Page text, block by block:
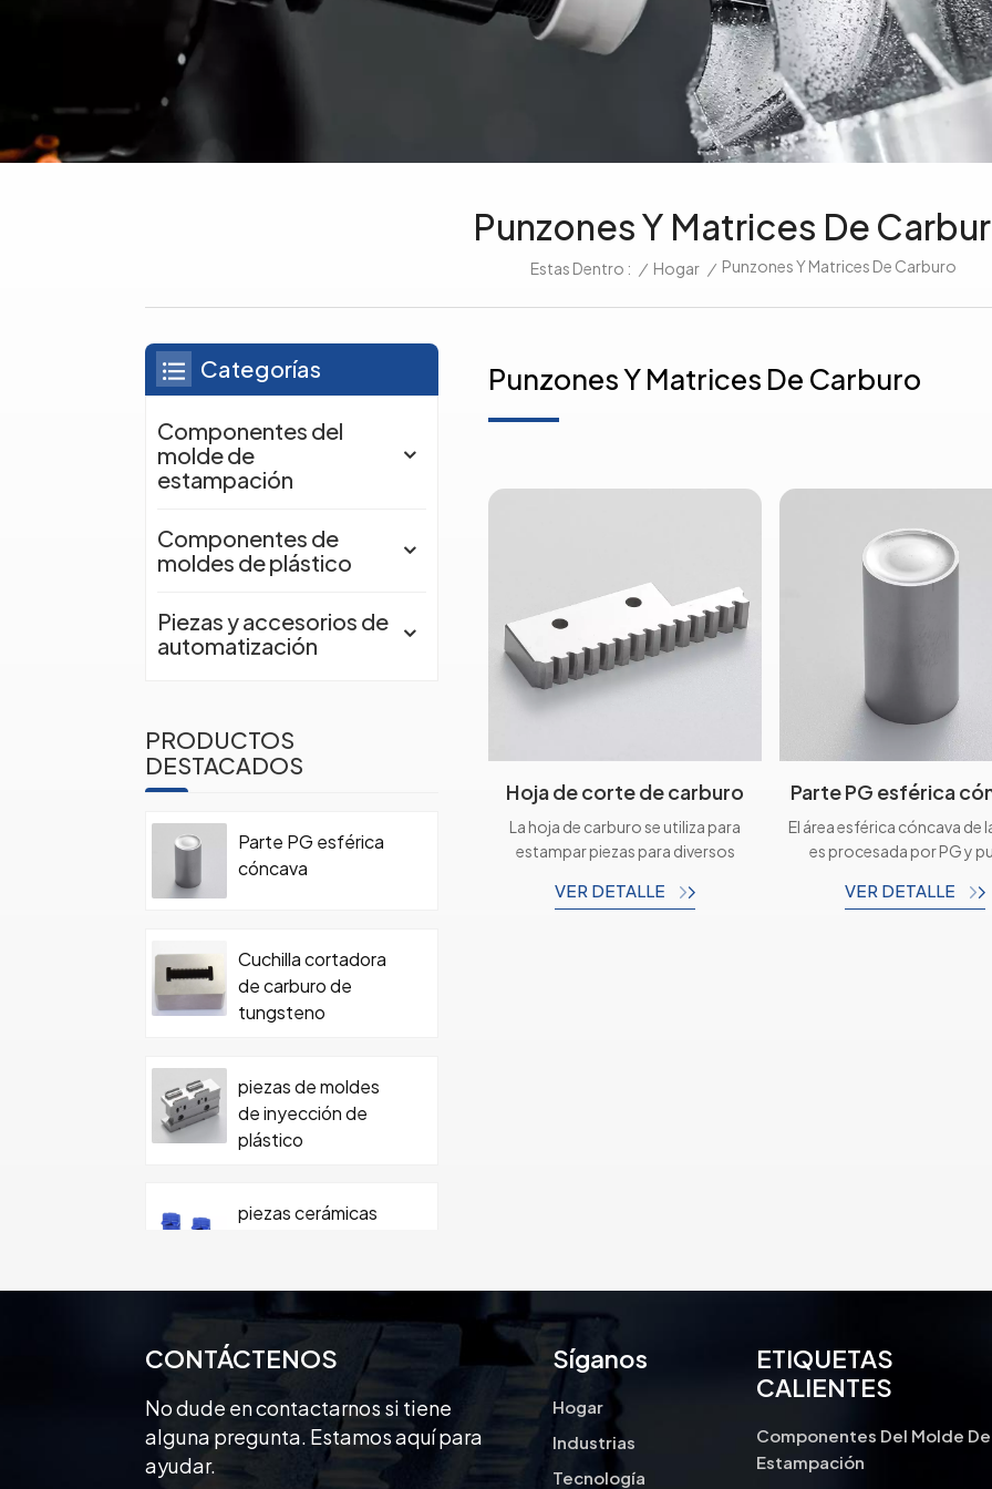
Punzones Y Matrices De
Estas Dentro : / Hogar / Punzones Y Matrices De Carburo
Punzones Y Matrices De Carburo
Hoja de corte de carburo
La hoja de carburo se utiliza para
estampar piezas para diversos
en el proceso de estampado al
VER DETALLE
Parte PG esférica
El área esférica cóncava de
es procesada por PG y
superficie alcance Ra0,03
VER DETALLE
Categorías
Componentes del
molde de
estampación
Componentes de
moldes de plástico
Piezas y accesorios de
automatización
PRODUCTOS
DESTACADOS
Parte PG esférica
cóncava
Cuchilla cortadora
de carburo de
tungsteno
piezas de moldes
de inyección de
plástico
piezas cerámicas
precisión
Pieza de cerámica
de moldeo de
carburo con tornillo
CONTÁCTENOS
No dude en contactarnos si tiene
alguna pregunta. Estamos aquí para
ayudar.
Síganos
Hogar
Industrias
Tecnología
ETIQUETAS
CALIENTES
Componentes Del Molde De
Estampación